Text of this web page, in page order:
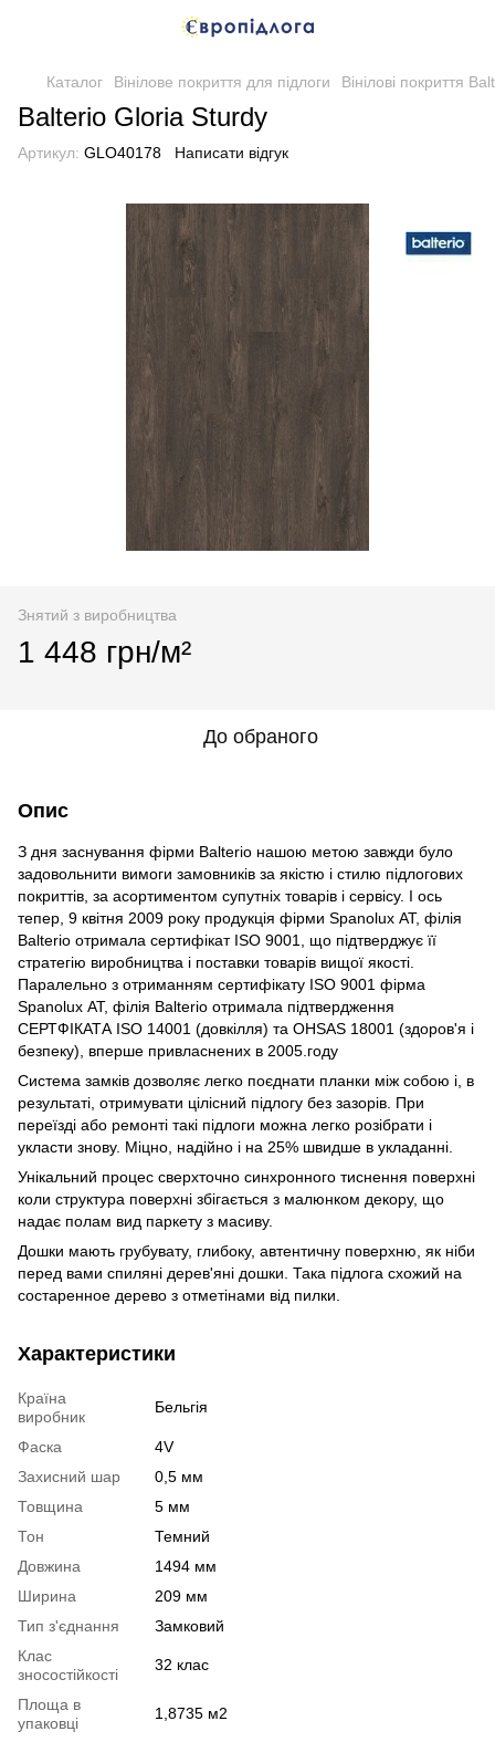
Каталог Вінілове покриття для підлоги Вінілові покриття
Balterio Gloria Sturdy
Артикул: GLO40178 Написати відгук
Знятий з виробництва
1 448 грн/м²
До обраного
Опис
З дня заснування фірми Balterio нашою метою завжди було
задовольнити вимоги замовників за якістю і стилю підлогових
покриттів, за асортиментом супутніх товарів і сервісу. І ось
тепер, 9 квітня 2009 року продукція фірми Spanolux АТ, філія
Balterio отримала сертифікат ISO 9001, що підтверджує її
стратегію виробництва і поставки товарів вищої якості.
Паралельно з отриманням сертифікату ISO 9001 фірма
Spanolux АТ, філія Balterio отримала підтвердження
СЕРТФІКАТА ISO 14001 (довкілля) та OHSAS 18001 (здоров'я і
безпеку), вперше привласнених в 2005.году
Система замків дозволяє легко поєднати планки між собою і, в
результаті, отримувати цілісний підлогу без зазорів. При
переїзді або ремонті такі підлоги можна легко розібрати і
укласти знову. Міцно, надійно і на 25% швидше в укладанні.
Унікальний процес сверхточно синхронного тиснення поверхні
коли структура поверхні збігається з малюнком декору, що
надає полам вид паркету з масиву.
Дошки мають грубувату, глибоку, автентичну поверхню, як ніби
перед вами спиляні дерев'яні дошки. Така підлога схожий на
состаренное дерево з отметінами від пилки.
Характеристики
Країна
виробник
Бельгія
Фаска
4V
Захисний шар
0,5 мм
Товщина
5 мм
Тон
Темний
Довжина
1494 мм
Ширина
209 мм
Тип з'єднання
Замковий
Клас
зносостійкості
32 клас
Площа в
упаковці
1,8735 м2